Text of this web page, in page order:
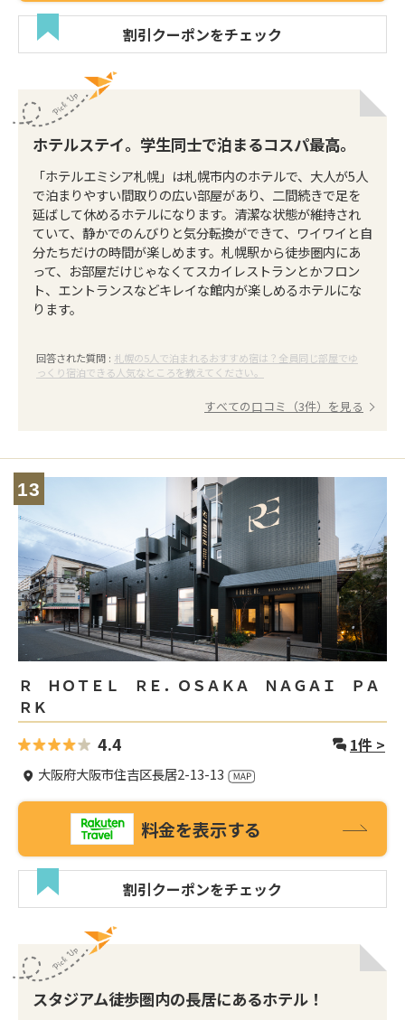
割引クーポンをチェック
ホテルステイ。学生同士で泊まるコスパ最高。
「ホテルエミシア札幌」は札幌市内のホテルで、大人が5人
で泊まりやすい間取りの広い部屋があり、二間続きで足を
延ばして休めるホテルになります。清潔な状態が維持され
ていて、静かでのんびりと気分転換ができて、ワイワイと自
分たちだけの時間が楽しめます。札幌駅から徒歩圏内にあ
って、お部屋だけじゃなくてスカイレストランとかフロン
ト、エントランスなどキレイな館内が楽しめるホテルにな
ります。
回答された質問 : 札幌の5人で泊まれるおすすめ宿は？全員同じ部屋でゆ
っくり宿泊できる人気なところを教えてください。
すべての口コミ（3件）を見る
13
Ｒ ＨＯＴＥＬ ＲＥ．ＯＳＡＫＡ ＮＡＧＡＩ ＰＡ
ＲＫ
4.4 1件 >
大阪府大阪市住吉区長居2-13-13
料金を表示する
割引クーポンをチェック
スタジアム徒歩圏内の長居にあるホテル！